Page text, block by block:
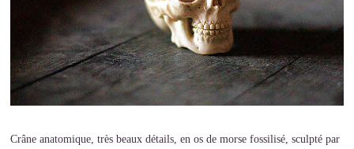
Crâne anatomique, très beaux détails, en os de morse fossilisé, sculpté par